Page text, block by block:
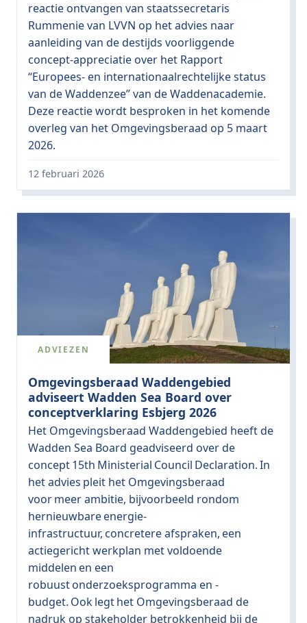
reactie ontvangen van staatssecretaris
Rummenie van LVVN op het advies naar
aanleiding van de destijds voorliggende
concept-appreciatie over het Rapport
“Europees- en internationaalrechtelijke status
van de Waddenzee” van de Waddenacademie.
Deze reactie wordt besproken in het komende
overleg van het Omgevingsberaad op 5 maart
2026.
12 februari 2026
ADVIEZEN
Omgevingsberaad Waddengebied
adviseert Wadden Sea Board over
conceptverklaring Esbjerg 2026
Het Omgevingsberaad Waddengebied heeft de
Wadden Sea Board geadviseerd over de
concept 15th Ministerial Council Declaration. In
het advies pleit het Omgevingsberaad
voor meer ambitie, bijvoorbeeld rondom
hernieuwbare energie-
infrastructuur, concretere afspraken, een
actiegericht werkplan met voldoende
middelen en een
robuust onderzoeksprogramma en -
budget. Ook legt het Omgevingsberaad de
nadruk op stakeholder betrokkenheid bij de